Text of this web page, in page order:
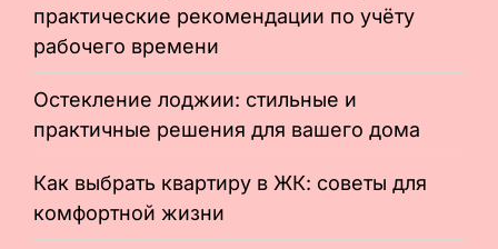
практические рекомендации по учёту
рабочего времени
Остекление лоджии: стильные и
практичные решения для вашего дома
Как выбрать квартиру в ЖК: советы для
комфортной жизни